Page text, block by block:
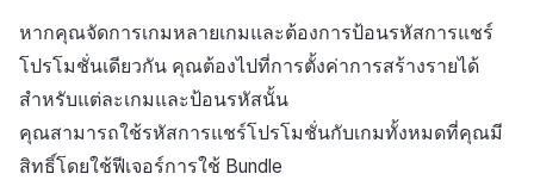
หากคุณจัดการเกมหลายเกมและต้องการป้อนรหัสการแชร์
โปรโมชั่นเดียวกัน คุณต้องไปที่การตั้งค่าการสร้างรายได้
สำหรับแต่ละเกมและป้อนรหัสนั้น
คุณสามารถใช้รหัสการแชร์โปรโมชั่นกับเกมทั้งหมดที่คุณมี
สิทธิ์โดยใช้ฟีเจอร์การใช้ Bundle